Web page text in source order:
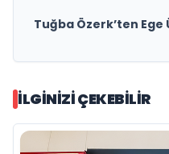
Tuğba Özerk’ten
İLGINIZI ÇEKEBILIR